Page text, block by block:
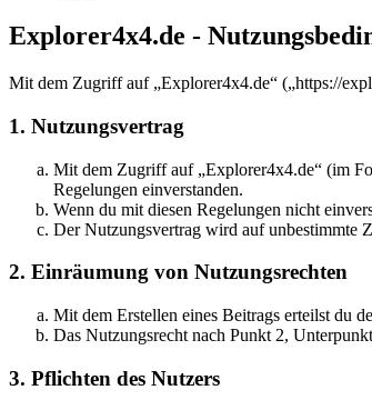
Explorer4x4.de -
Mit dem Zugriff auf „Explorer4x4.de“ („https://
1. Nutzungsvertrag
Mit dem Zugriff auf „Explorer4x4.de“ (im
Regelungen einverstanden.
Wenn du mit diesen Regelungen nicht
Der Nutzungsvertrag wird auf unbestimmte
2. Einräumung von Nutzungsrechten
Mit dem Erstellen eines Beitrags erteilst du
Das Nutzungsrecht nach Punkt 2,
3. Pflichten des Nutzers